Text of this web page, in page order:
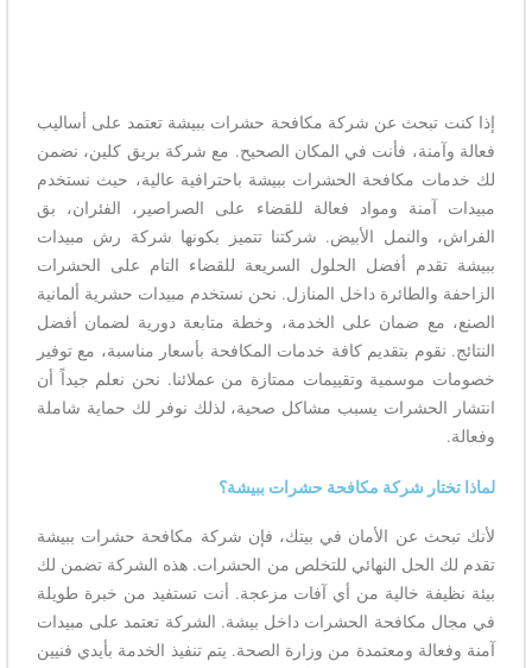
إذا كنت تبحث عن شركة مكافحة حشرات ببيشة تعتمد على أساليب
فعالة وآمنة، فأنت في المكان الصحيح. مع شركة بريق كلين، نضمن
لك خدمات مكافحة الحشرات ببيشة باحترافية عالية، حيث نستخدم
مبيدات آمنة ومواد فعالة للقضاء على الصراصير، الفئران، بق
الفراش، والنمل الأبيض. شركتنا تتميز بكونها شركة رش مبيدات
ببيشة تقدم أفضل الحلول السريعة للقضاء التام على الحشرات
الزاحفة والطائرة داخل المنازل. نحن نستخدم مبيدات حشرية ألمانية
الصنع، مع ضمان على الخدمة، وخطة متابعة دورية لضمان أفضل
النتائج. نقوم بتقديم كافة خدمات المكافحة بأسعار مناسبة، مع توفير
خصومات موسمية وتقييمات ممتازة من عملائنا. نحن نعلم جيداً أن
انتشار الحشرات يسبب مشاكل صحية، لذلك نوفر لك حماية شاملة
وفعالة.
لماذا تختار شركة مكافحة حشرات ببيشة؟
لأنك تبحث عن الأمان في بيتك، فإن شركة مكافحة حشرات ببيشة
تقدم لك الحل النهائي للتخلص من الحشرات. هذه الشركة تضمن لك
بيئة نظيفة خالية من أي آفات مزعجة. أنت تستفيد من خبرة طويلة
في مجال مكافحة الحشرات داخل بيشة. الشركة تعتمد على مبيدات
آمنة وفعالة ومعتمدة من وزارة الصحة. يتم تنفيذ الخدمة بأيدي فنيين